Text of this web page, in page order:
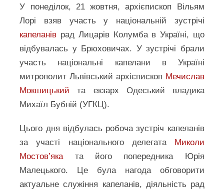
У понеділок, 21 жовтня, архієпископ Вільям
Лорі взяв участь у національній зустрічі
капеланів рад Лицарів Колумба в Україні, що
відбувалась у Брюховичах. У зустрічі брали
участь національні капелани в Україні
митрополит Львівський архієпископ Мечислав
Мокшицький та екзарх Одеський владика
Михаїл Бубній (УГКЦ).
Цього дня відбулась робоча зустріч капеланів
за участі національного делегата Миколи
Мостов’яка та його попередника Юрія
Малецького. Це була нагода обговорити
актуальне служіння капеланів, діяльність рад